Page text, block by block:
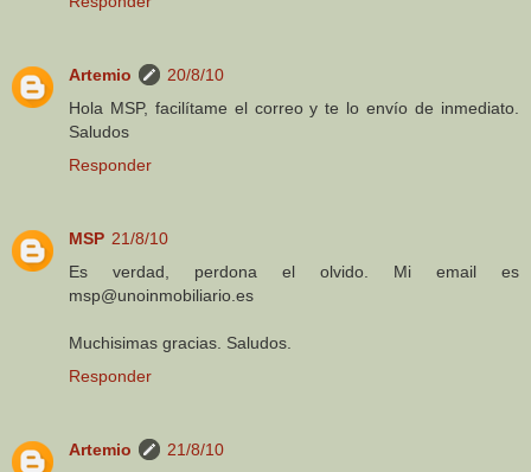
Artemio
20/8/10
Hola MSP, facilítame el correo y te lo envío de inmediato.
Saludos
Responder
MSP 21/8/10
Es verdad, perdona el olvido. Mi email es
msp@unoinmobiliario.es
Muchisimas gracias. Saludos.
Responder
Artemio
21/8/10